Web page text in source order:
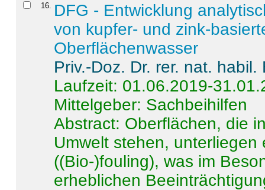
16
DFG - Entwicklung
von kupfer- und zink-
Oberflächenwasser
Priv.-Doz. Dr. rer. nat.
Laufzeit: 01.06.2019-
Mittelgeber: Sachbeihilfen
Abstract: Oberflächen, die
Umwelt stehen,
((Bio-)fouling), was im
erheblichen